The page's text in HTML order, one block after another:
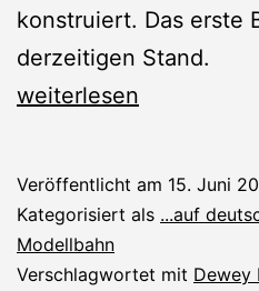
konstruiert. Das erste
derzeitigen Stand.
Rauchkammerträger
weiterlesen
Veröffentlicht am 15. Juni
Kategorisiert als ...auf
Modellbahn
Verschlagwortet mit Dewey